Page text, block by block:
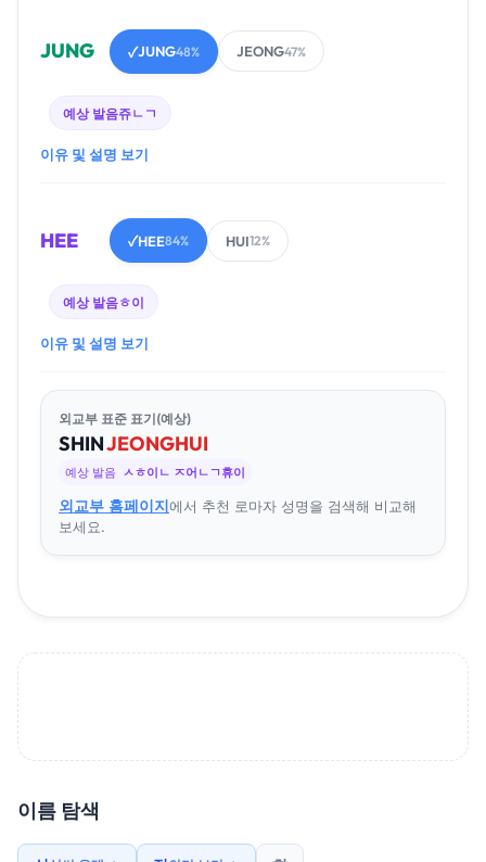
JUNG ✓JUNG48% JEONG47%
예상 발음쥬ㄴㄱ
이유 및 설명 보기
HEE ✓HEE84% HUI12%
예상 발음ㅎ이
이유 및 설명 보기
외교부 표준 표기(예상)
SHINJEONGHUI
예상 발음 ㅅㅎ이ㄴ ㅈ어ㄴㄱ휴이
외교부 홈페이지에서 추천 로마자 성명을 검색해 비교해
보세요.
이름 탐색